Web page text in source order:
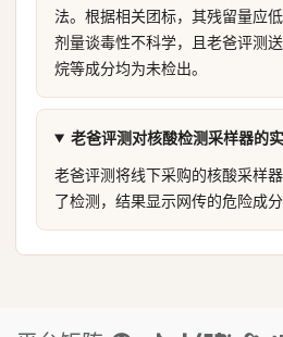
法。根据相关团标，其残留量应
剂量谈毒性不科学，且老爸评测
烷等成分均为未检出。
老爸评测对核酸检测采样器的
老爸评测将线下采购的核酸采样
了检测，结果显示网传的危险成分